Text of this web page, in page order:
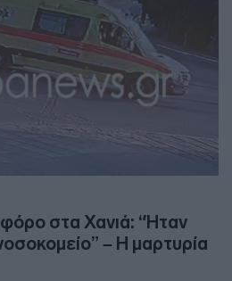
στα Χανιά: “Ήταν
– Η μαρτυρία